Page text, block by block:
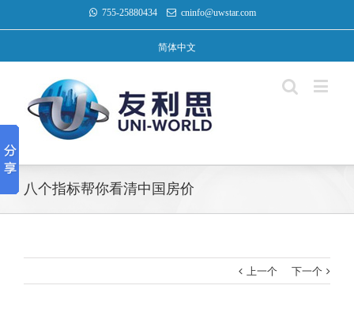
755-25880434 cninfo@uwstar.com
简体中文
八个指标帮你看清中国房价
上一个 下一个